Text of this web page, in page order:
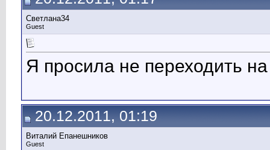
Светлана34
Guest
Я просила не переходить
20.12.2011, 01:19
Виталий Епанешников
Guest